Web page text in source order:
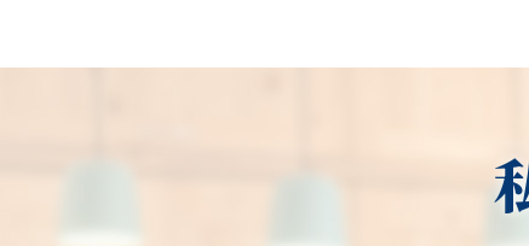
重要です。また、定期的な草刈りは
松、スギ、クスノキ、くろがねもち
犀、アカシア、シダレエゴノキ、コ
ファー、梅、かしの木、ブルーアイ
人工芝は天然芝よりも
長期間にわたって均一
松本市、安曇野市、塩
長和町、立科町、御代
池田町、筑北村、生坂